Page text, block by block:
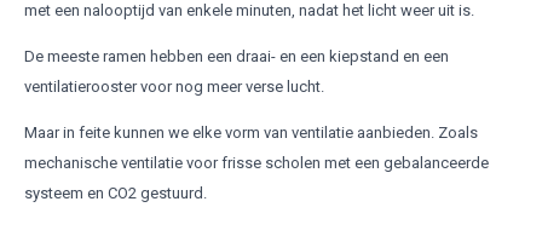
met een nalooptijd van enkele minuten, nadat het licht weer uit is.
De meeste ramen hebben een draai- en een kiepstand en een
ventilatierooster voor nog meer verse lucht.
Maar in feite kunnen we elke vorm van ventilatie aanbieden. Zoals
mechanische ventilatie voor frisse scholen met een gebalanceerde
systeem en CO2 gestuurd.